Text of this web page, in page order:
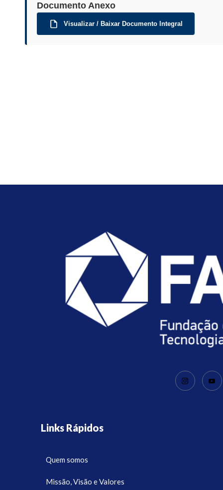
Documento Anexo
Visualizar / Baixar Documento Integral
Links Rápidos
Quem somos
Missão, Visão e Valores